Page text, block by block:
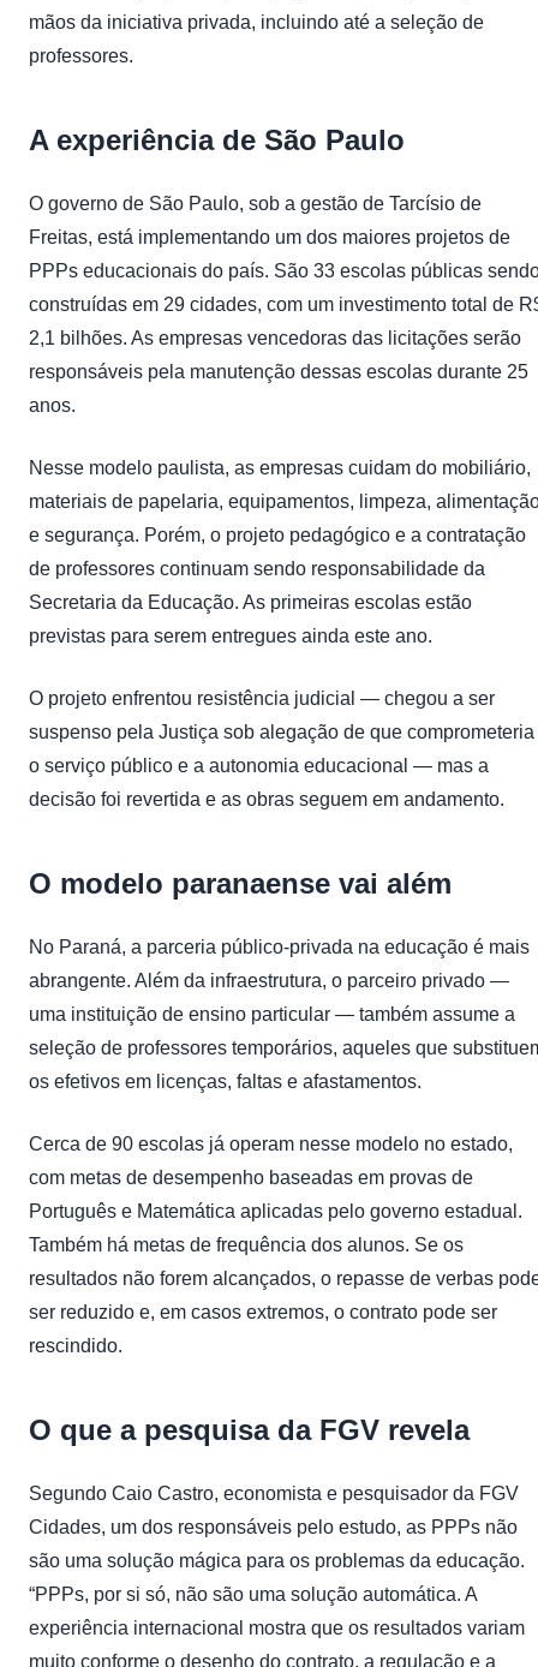
mãos da iniciativa privada, incluindo até a seleção de
professores.
A experiência de São Paulo
O governo de São Paulo, sob a gestão de Tarcísio de
Freitas, está implementando um dos maiores projetos de
PPPs educacionais do país. São 33 escolas públicas
construídas em 29 cidades, com um investimento total de
2,1 bilhões. As empresas vencedoras das licitações serão
responsáveis pela manutenção dessas escolas durante 25
anos.
Nesse modelo paulista, as empresas cuidam do mobiliário,
materiais de papelaria, equipamentos, limpeza,
e segurança. Porém, o projeto pedagógico e a contratação
de professores continuam sendo responsabilidade da
Secretaria da Educação. As primeiras escolas estão
previstas para serem entregues ainda este ano.
O projeto enfrentou resistência judicial — chegou a ser
suspenso pela Justiça sob alegação de que comprometeria
o serviço público e a autonomia educacional — mas a
decisão foi revertida e as obras seguem em andamento.
O modelo paranaense vai além
No Paraná, a parceria público-privada na educação é mais
abrangente. Além da infraestrutura, o parceiro privado —
uma instituição de ensino particular — também assume a
seleção de professores temporários, aqueles que
os efetivos em licenças, faltas e afastamentos.
Cerca de 90 escolas já operam nesse modelo no estado,
com metas de desempenho baseadas em provas de
Português e Matemática aplicadas pelo governo estadual.
Também há metas de frequência dos alunos. Se os
resultados não forem alcançados, o repasse de verbas
ser reduzido e, em casos extremos, o contrato pode ser
rescindido.
O que a pesquisa da FGV revela
Segundo Caio Castro, economista e pesquisador da FGV
Cidades, um dos responsáveis pelo estudo, as PPPs não
são uma solução mágica para os problemas da educação.
“PPPs, por si só, não são uma solução automática. A
experiência internacional mostra que os resultados variam
muito conforme o desenho do contrato, a regulação e a